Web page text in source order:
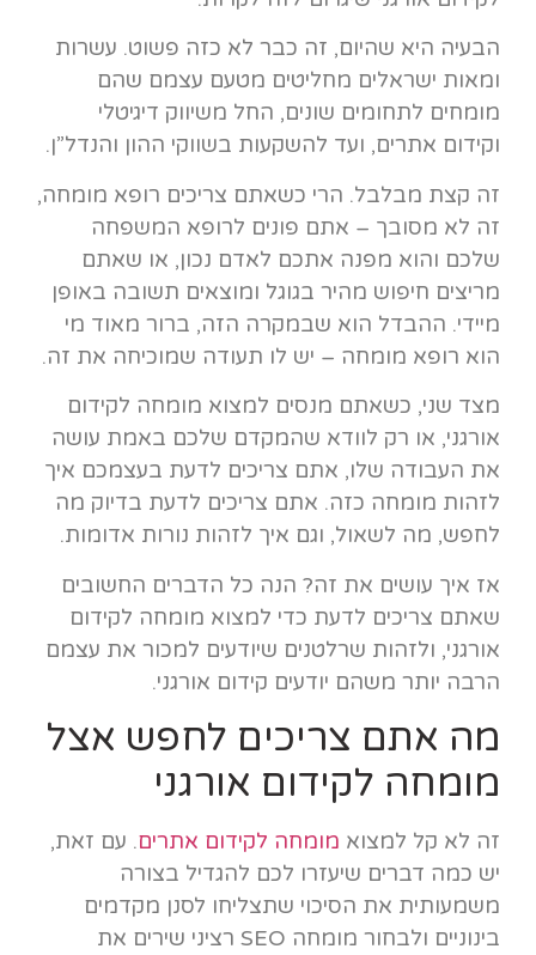
הבעיה היא שהיום, זה כבר לא כזה פשוט. עשרות
ומאות ישראלים מחליטים מטעם עצמם שהם
מומחים לתחומים שונים, החל משיווק דיגיטלי
וקידום אתרים, ועד להשקעות בשווקי ההון והנדל”ן.
זה קצת מבלבל. הרי כשאתם צריכים רופא מומחה,
זה לא מסובך – אתם פונים לרופא המשפחה
שלכם והוא מפנה אתכם לאדם נכון, או שאתם
מריצים חיפוש מהיר בגוגל ומוצאים תשובה באופן
מיידי. ההבדל הוא שבמקרה הזה, ברור מאוד מי
הוא רופא מומחה – יש לו תעודה שמוכיחה את זה.
מצד שני, כשאתם מנסים למצוא מומחה לקידום
אורגני, או רק לוודא שהמקדם שלכם באמת עושה
את העבודה שלו, אתם צריכים לדעת בעצמכם איך
לזהות מומחה כזה. אתם צריכים לדעת בדיוק מה
לחפש, מה לשאול, וגם איך לזהות נורות אדומות.
אז איך עושים את זה? הנה כל הדברים החשובים
שאתם צריכים לדעת כדי למצוא מומחה לקידום
אורגני, ולזהות שרלטנים שיודעים למכור את עצמם
הרבה יותר משהם יודעים קידום אורגני.
מה אתם צריכים לחפש אצל
מומחה לקידום אורגני
זה לא קל למצוא מומחה לקידום אתרים. עם זאת,
יש כמה דברים שיעזרו לכם להגדיל בצורה
משמעותית את הסיכוי שתצליחו לסנן מקדמים
בינוניים ולבחור מומחה SEO רציני שירים את